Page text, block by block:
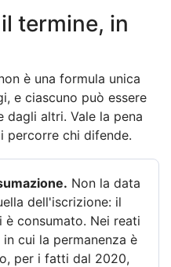
termine, in
è una formula unica
e ciascuno può essere
dagli altri. Vale la pena
percorre chi difende.
Non la data
dell'iscrizione: il
consumato. Nei reati
cui la permanenza è
per i fatti dal 2020,